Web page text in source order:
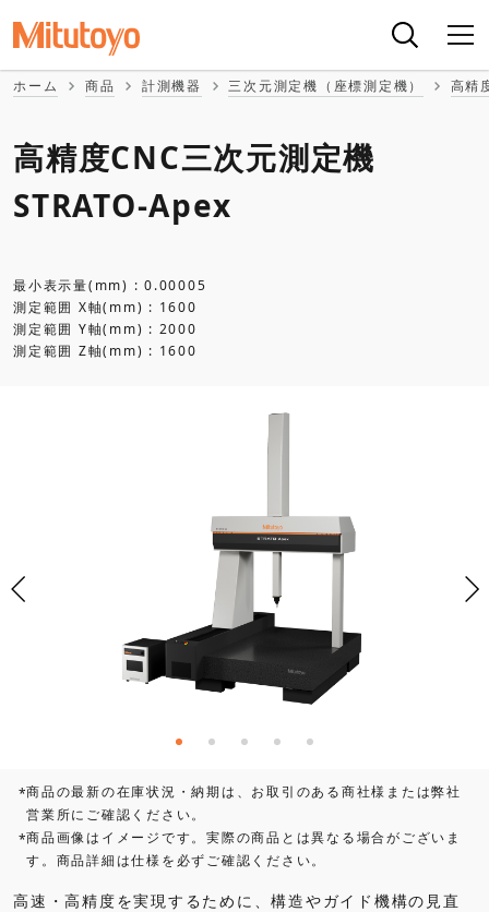
ホーム 商品 計測機器 三次元測定機（座標測定機） 高精
高精度CNC三次元測定機
STRATO-Apex
最小表示量(mm) : 0.00005
測定範囲 X軸(mm) : 1600
測定範囲 Y軸(mm) : 2000
測定範囲 Z軸(mm) : 1600
*商品の最新の在庫状況・納期は、お取引のある商社様または弊社
営業所にご確認ください。
*商品画像はイメージです。実際の商品とは異なる場合がございま
す。商品詳細は仕様を必ずご確認ください。
高速・高精度を実現するために、構造やガイド機構の見直